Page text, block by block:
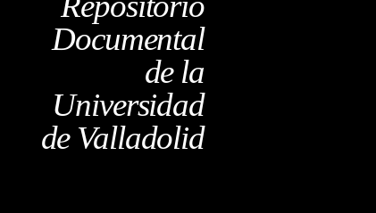
Documental
de la
Universidad
de Valladolid